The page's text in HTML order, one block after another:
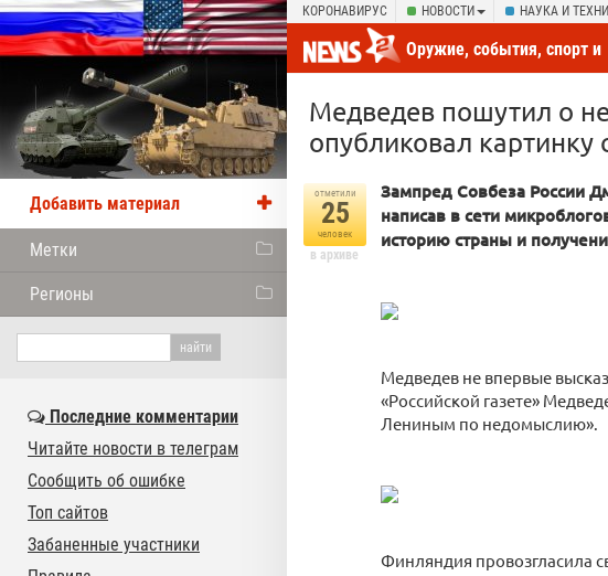
КОРОНАВИРУС НОВОСТИ НАУКА И
Оружие, события, спорт и
новости отовсюду
Медведев пошутил о
опубликовал
отметили
25
человек
в архиве
Зампред Совбеза России
написав в сети
историю страны и
Медведев не впервые
«Российской газете»
Лениным по недомыслию».
Финляндия провозгласила
Добавить материал
Метки
Регионы
Последние комментарии
Читайте новости в телеграм
Сообщить об ошибке
Топ сайтов
Забаненные участники